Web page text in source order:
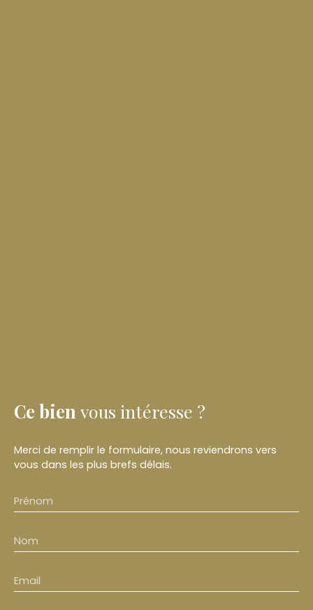
Ce bien vous intéresse ?
Merci de remplir le formulaire, nous reviendrons vers
vous dans les plus brefs délais.
Prénom
Nom
Email